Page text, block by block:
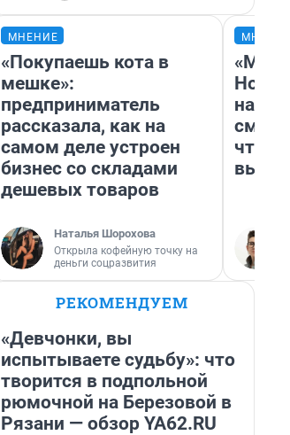
МНЕНИЕ
«Покупаешь кота в
мешке»:
предприниматель
рассказала, как на
самом деле устроен
бизнес со складами
дешевых товаров
Наталья Шорохова
Открыла кофейную точку на
деньги соцразвития
«Мы
РЕКОМЕНДУЕМ
«Девчонки, вы
испытываете судьбу»: что
творится в подпольной
рюмочной на Березовой в
Рязани — обзор YA62.RU